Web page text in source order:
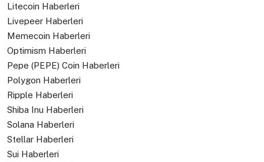
Litecoin Haberleri
Livepeer Haberleri
Memecoin Haberleri
Optimism Haberleri
Pepe (PEPE) Coin Haberleri
Polygon Haberleri
Ripple Haberleri
Shiba Inu Haberleri
Solana Haberleri
Stellar Haberleri
Sui Haberleri